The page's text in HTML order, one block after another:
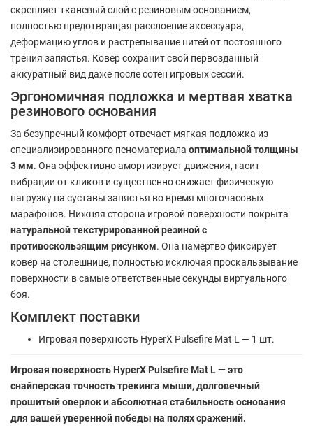
скрепляет тканевый слой с резиновым основанием,
полностью предотвращая расслоение аксессуара,
деформацию углов и растрепывание нитей от постоянного
трения запястья. Ковер сохранит свой первозданный
аккуратный вид даже после сотен игровых сессий.
Эргономичная подложка и мертвая хватка
резинового основания
За безупречный комфорт отвечает мягкая подложка из
специализированного пеноматериала оптимальной толщины
3 мм. Она эффективно амортизирует движения, гасит
вибрации от кликов и существенно снижает физическую
нагрузку на суставы запястья во время многочасовых
марафонов. Нижняя сторона игровой поверхности покрыта
натуральной текстурированной резиной с
противоскользящим рисунком. Она намертво фиксирует
ковер на столешнице, полностью исключая проскальзывание
поверхности в самые ответственные секунды виртуального
боя.
Комплект поставки
Игровая поверхность HyperX Pulsefire Mat L — 1 шт.
Игровая поверхность HyperX Pulsefire Mat L — это
снайперская точность трекинга мыши, долговечный
прошитый оверлок и абсолютная стабильность основания
для вашей уверенной победы на полях сражений.